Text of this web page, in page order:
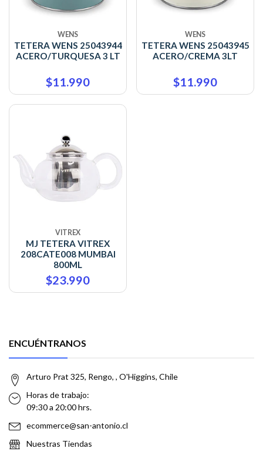
WENS
TETERA WENS 25043944
ACERO/TURQUESA 3 LT
$11.990
WENS
TETERA WENS 25043945
ACERO/CREMA 3LT
$11.990
VITREX
MJ TETERA VITREX
208CATE008 MUMBAI
800ML
$23.990
ENCUÉNTRANOS
Arturo Prat 325, Rengo, , O'Higgins, Chile
Horas de trabajo:
09:30 a 20:00 hrs.
ecommerce@san-antonio.cl
Nuestras Tiendas